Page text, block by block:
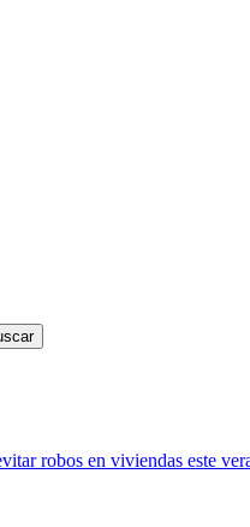
robos en viviendas este